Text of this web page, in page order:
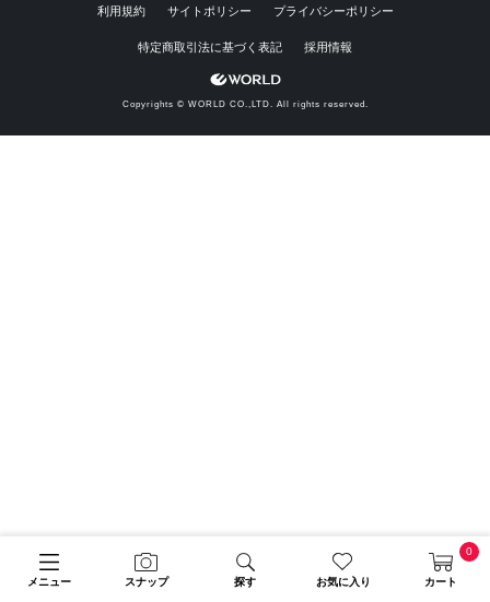
メニュー スナップ 探す お気に入り カート
0
利用規約 サイトポリシー プライバシーポリシー
特定商取引法に基づく表記 採用情報
Copyrights © WORLD CO.,LTD. All rights reserved.